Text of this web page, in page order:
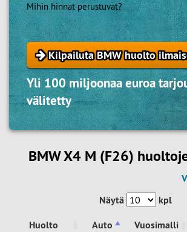
Mihin hinnat perustuvat?
Kilpailuta BMW huolto
Yli 100 miljoonaa euroa
välitetty
BMW X4 M (F26)
Näytä
kpl
Huolto
Auto Vuosimalli